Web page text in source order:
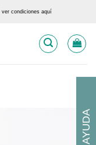
ver condiciones aquí
AYUDA